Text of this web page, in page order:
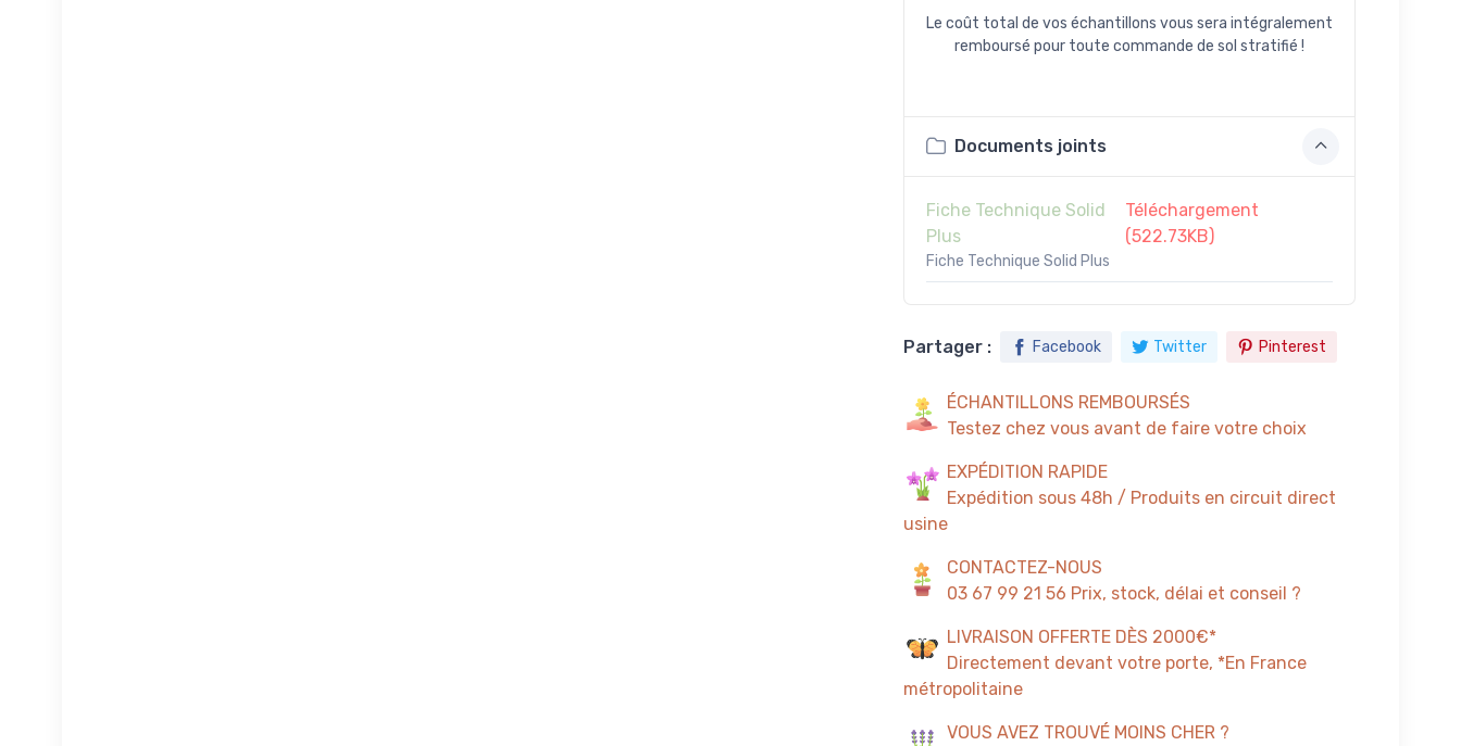
Le coût total de vos échantillons vous sera intégralement
remboursé pour toute commande de sol stratifié !
Documents joints
Fiche Technique Solid
Plus
Fiche Technique Solid Plus
Téléchargement
(522.73KB)
Partager : Facebook Twitter Pinterest
ÉCHANTILLONS REMBOURSÉS
Testez chez vous avant de faire votre choix
EXPÉDITION RAPIDE
Expédition sous 48h / Produits en circuit direct
usine
CONTACTEZ-NOUS
03 67 99 21 56 Prix, stock, délai et conseil ?
LIVRAISON OFFERTE DÈS 2000€*
Directement devant votre porte, *En France
métropolitaine
VOUS AVEZ TROUVÉ MOINS CHER ?